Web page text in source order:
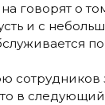
говорят о
и с
сотрудников
в